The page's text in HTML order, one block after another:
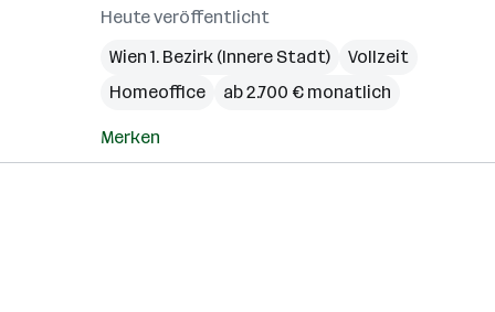
Heute veröffentlicht
Wien 1. Bezirk (Innere Stadt)
Vollzeit
Homeoffice
ab 2.700 € monatlich
Merken